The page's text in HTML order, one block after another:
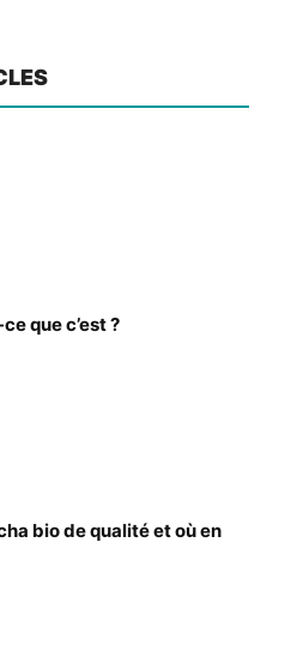
que c’est ?
bio de qualité et où en